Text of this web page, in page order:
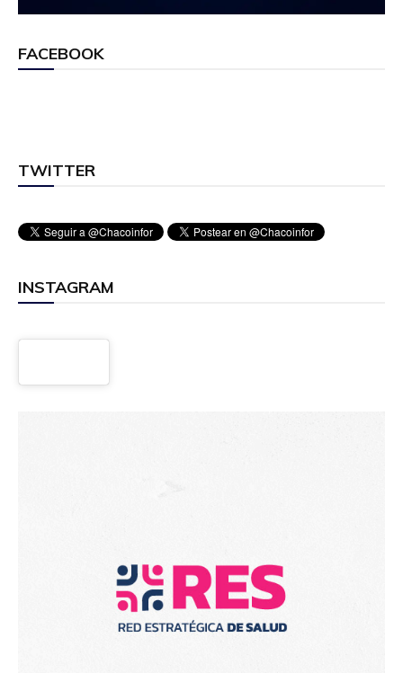
FACEBOOK
TWITTER
INSTAGRAM